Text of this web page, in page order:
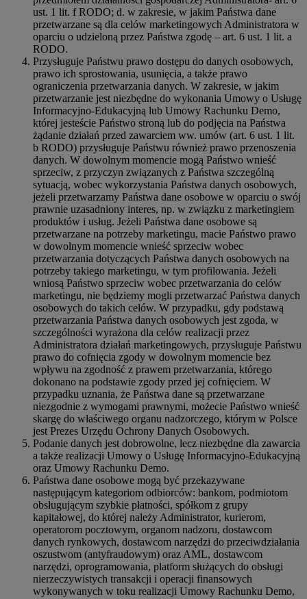
ust. 1 lit. f RODO; d. w zakresie, w jakim Państwa dane
przetwarzane są dla celów marketingowych Administratora w
oparciu o udzieloną przez Państwa zgodę – art. 6 ust. 1 lit. a
RODO.
Przysługuje Państwu prawo dostępu do danych osobowych,
prawo ich sprostowania, usunięcia, a także prawo
ograniczenia przetwarzania danych. W zakresie, w jakim
przetwarzanie jest niezbędne do wykonania Umowy o Usługę
Informacyjno-Edukacyjną lub Umowy Rachunku Demo,
której jesteście Państwo stroną lub do podjęcia na Państwa
żądanie działań przed zawarciem ww. umów (art. 6 ust. 1 lit.
b RODO) przysługuje Państwu również prawo przenoszenia
danych. W dowolnym momencie mogą Państwo wnieść
sprzeciw, z przyczyn związanych z Państwa szczególną
sytuacją, wobec wykorzystania Państwa danych osobowych,
jeżeli przetwarzamy Państwa dane osobowe w oparciu o swój
prawnie uzasadniony interes, np. w związku z marketingiem
produktów i usług. Jeżeli Państwa dane osobowe są
przetwarzane na potrzeby marketingu, macie Państwo prawo
w dowolnym momencie wnieść sprzeciw wobec
przetwarzania dotyczących Państwa danych osobowych na
potrzeby takiego marketingu, w tym profilowania. Jeżeli
wniosą Państwo sprzeciw wobec przetwarzania do celów
marketingu, nie będziemy mogli przetwarzać Państwa danych
osobowych do takich celów. W przypadku, gdy podstawą
przetwarzania Państwa danych osobowych jest zgoda, w
szczególności wyrażona dla celów realizacji przez
Administratora działań marketingowych, przysługuje Państwu
prawo do cofnięcia zgody w dowolnym momencie bez
wpływu na zgodność z prawem przetwarzania, którego
dokonano na podstawie zgody przed jej cofnięciem. W
przypadku uznania, że Państwa dane są przetwarzane
niezgodnie z wymogami prawnymi, możecie Państwo wnieść
skargę do właściwego organu nadzorczego, którym w Polsce
jest Prezes Urzędu Ochrony Danych Osobowych.
Podanie danych jest dobrowolne, lecz niezbędne dla zawarcia
a także realizacji Umowy o Usługę Informacyjno-Edukacyjną
oraz Umowy Rachunku Demo.
Państwa dane osobowe mogą być przekazywane
następującym kategoriom odbiorców: bankom, podmiotom
obsługującym szybkie płatności, spółkom z grupy
kapitałowej, do której należy Administrator, kurierom,
operatorom pocztowym, organom nadzoru, dostawcom
danych rynkowych, dostawcom narzędzi do przeciwdziałania
oszustwom (antyfraudowym) oraz AML, dostawcom
narzędzi, oprogramowania, platform służących do obsługi
nierzeczywistych transakcji i operacji finansowych
wykonywanych w toku realizacji Umowy Rachunku Demo,